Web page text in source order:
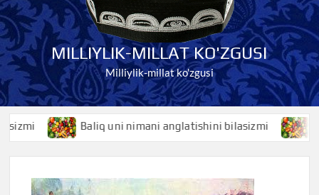
MILLIYLIK-MILLAT KO'ZGUSI
Milliylik-millat ko'zgusi
Baliq uni nimani anglatishini bilasizmi